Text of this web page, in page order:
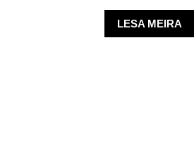
LESA MEIRA